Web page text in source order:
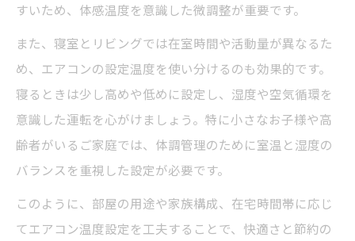
すいため、体感温度を意識した微調整が重要です。
また、寝室とリビングでは在室時間や活動量が異なるた
め、エアコンの設定温度を使い分けるのも効果的です。
寝るときは少し高めや低めに設定し、湿度や空気循環を
意識した運転を心がけましょう。特に小さなお子様や高
齢者がいるご家庭では、体調管理のために室温と湿度の
バランスを重視した設定が必要です。
このように、部屋の用途や家族構成、在宅時間帯に応じ
てエアコン温度設定を工夫することで、快適さと節約の